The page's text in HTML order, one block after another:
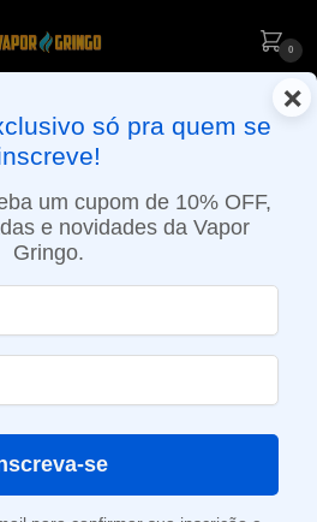
0
SÃO PAULO (SEG A SEX): PEDIDOS
ATÉ 15:30 VIA MOTOBOY
×
só pra quem se
um cupom de 10% OFF,
e novidades da Vapor
Gringo.
se